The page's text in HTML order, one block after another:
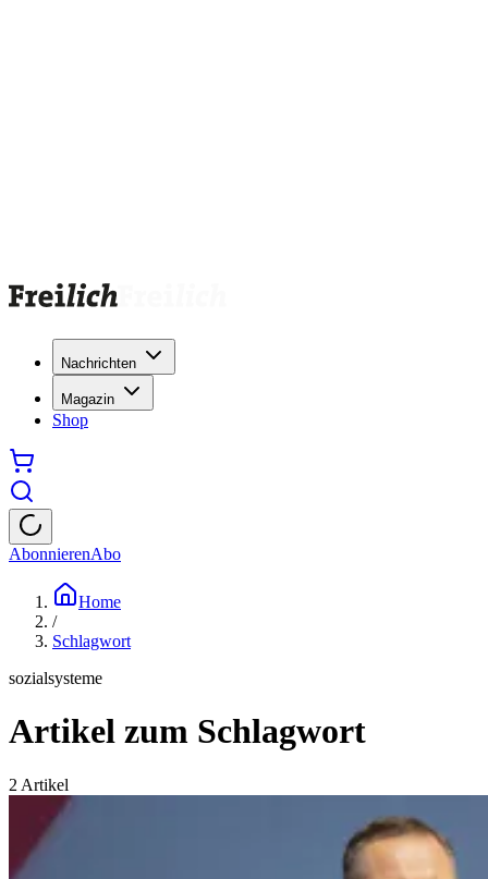
Nachrichten
Magazin
Shop
AbonnierenAbo
Home
/
Schlagwort
sozialsysteme
Artikel zum Schlagwort
2 Artikel